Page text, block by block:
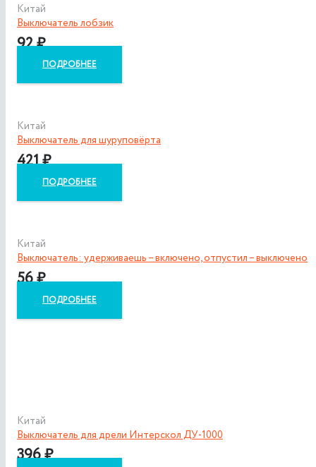
Китай
Выключатель лобзик
92₽
ПОДРОБНЕЕ
Китай
Выключатель для шуруповёрта
421₽
ПОДРОБНЕЕ
Китай
Выключатель: удерживаешь – включено, отпустил – выключено
56₽
ПОДРОБНЕЕ
Китай
Выключатель для дрели Интерскол ДУ-1000
396₽